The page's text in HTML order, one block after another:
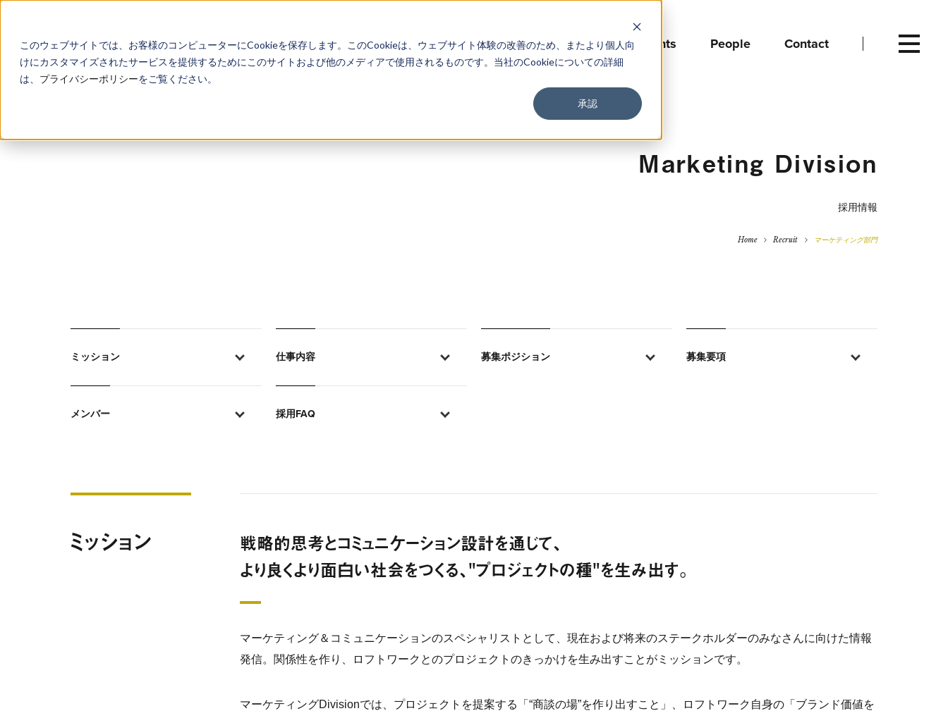
このウェブサイトでは、お客様のコンピューターにCookieを保存します。このCookieは、ウェブサイト体験の改善のため、またより個人向
けにカスタマイズされたサービスを提供するためにこのサイトおよび他のメディアで使用されるものです。当社のCookieについての詳細
は、 プライバシーポリシーをご覧ください。
承認
About Service Work Findings Events People Contact
Marketing Division
採用情報
Home Recruit マーケティング部門
ミッション 仕事内容 募集ポジション 募集要項
メンバー 採用FAQ
ミッション
戦略的思考とコミュニケーション設計を通じて、
より良くより面白い社会をつくる、"プロジェクトの種"を生み出す。
マーケティング＆コミュニケーションのスペシャリストとして、現在および将来のステークホルダーのみなさんに向けた情報
発信。関係性を作り、ロフトワークとのプロジェクトのきっかけを生み出すことがミッションです。
マーケティングDivisionでは、プロジェクトを提案する「“商談の場”を作り出すこと」、ロフトワーク自身の「ブランド価値を